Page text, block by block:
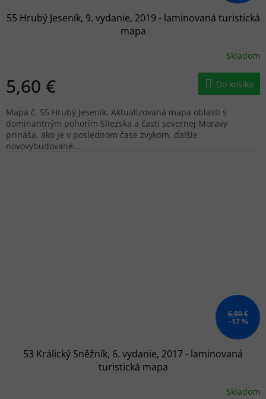
55 Hrubý Jeseník, 9. vydanie, 2019 - laminovaná turistická
mapa
Skladom
5,60 € Do košíka
Mapa č. 55 Hrubý Jeseník. Aktualizovaná mapa oblasti s
dominantným pohorím Sliezska a časti severnej Moravy
prináša, ako je v poslednom čase zvykom, ďalšie
novovybudované...
6,80 €
–17 %
53 Králický Sněžník, 6. vydanie, 2017 - laminovaná
turistická mapa
Skladom